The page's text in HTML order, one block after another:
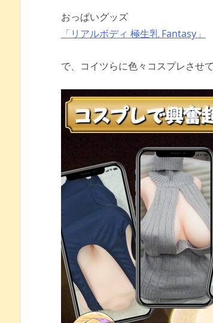
おっぱいグッズ
「リアルボディ 極生乳 Fantasy」
で、コイツらに色々コスプレさせ